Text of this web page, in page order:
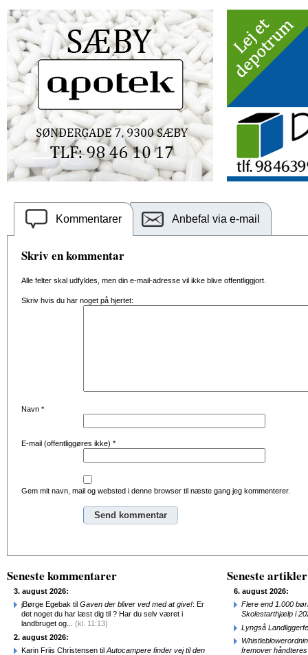
Kommentarer Anbefal via e-mail
Skriv en kommentar
Alle felter skal udfyldes, men din e-mail-adresse vil ikke blive offentliggjort.
Skriv hvis du har noget på hjertet:
Navn *
E-mail (offentliggøres ikke) *
Gem mit navn, mail og websted i denne browser til næste gang jeg kommenterer.
Seneste kommentarer
3. august 2026:
jBørge Egebak til Gaven der bliver ved med at give!: Er
det noget du har læst dig til ? Har du selv været i
landbruget og... (kl. 11:13)
2. august 2026:
Karin Friis Christensen til Autocampere finder vej til den
Seneste artikler
6. august 2026:
Flere end 1.000
Skolestarthjælp i
Lyngså
fremover